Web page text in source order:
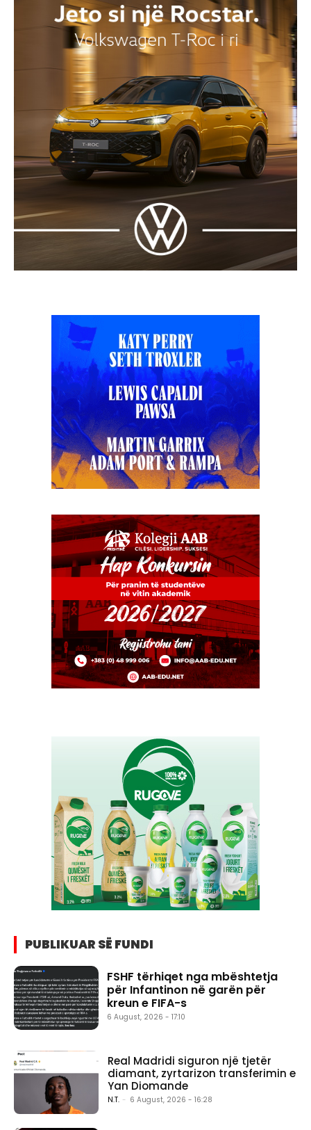
PUBLIKUAR SË FUNDI
FSHF tërhiqet nga mbështetja
për Infantinon në garën për
kreun e FIFA-s
6 August, 2026 - 17:10
Real Madridi siguron një tjetër
diamant, zyrtarizon transferimin e
Yan Diomande
N.T. - 6 August, 2026 - 16:28